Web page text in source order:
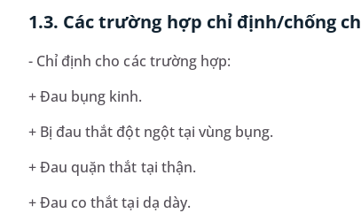
1.3. Các trường hợp chỉ định/chống
- Chỉ định cho các trường hợp:
+ Đau bụng kinh.
+ Bị đau thắt đột ngột tại vùng bụng.
+ Đau quặn thắt tại thận.
+ Đau co thắt tại dạ dày.